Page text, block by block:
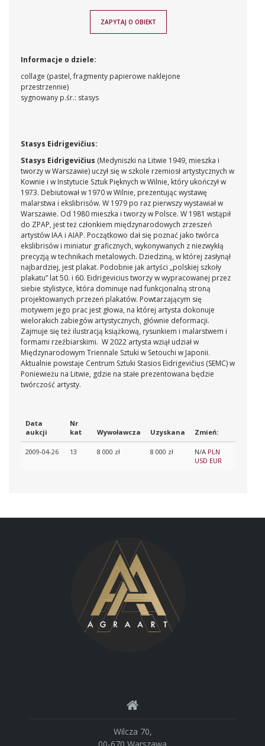
ZAPYTAJ O OBIEKT
Informacje o dziele:
collage (pastel, fragmenty papierowe naklejone
przestrzennie)
sygnowany p.śr.: stasys
Stasys Eidrigevičius:
Stasys Eidrigevičius (Medyniszki na Litwie 1949, mieszka i
tworzy w Warszawie) uczył się w szkole rzemiosł artystycznych w
Kownie i w Instytucie Sztuk Pięknych w Wilnie, który ukończył w
1973. Debiutował w 1970 w Wilnie, prezentując wystawę
malarstwa i ekslibrisów. W 1979 po raz pierwszy wystawiał w
Warszawie. Od 1980 mieszka i tworzy w Polsce. W 1981 wstąpił
do ZPAP, jest też członkiem międzynarodowych zrzeszeń
artystów IAA i AIAP. Początkowo dał się poznać jako twórca
ekslibrisów i miniatur graficznych, wykonywanych z niezwykłą
precyzją w technikach metalowych. Dziedziną, w której zasłynął
najbardziej, jest plakat. Podobnie jak artyści „polskiej szkoły
plakatu” lat 50. i 60. Eidrigevicius tworzy w wypracowanej przez
siebie stylistyce, która dominuje nad funkcjonalną stroną
projektowanych przezeń plakatów. Powtarzającym się
motywem jego prac jest głowa, na której artysta dokonuje
wielorakich zabiegów artystycznych, głównie deformacji.
Zajmuje się też ilustracją książkową, rysunkiem i malarstwem i
formami rzeźbiarskimi. W 2022 artysta wziął udział w
Międzynarodowym Triennale Sztuki w Setouchi w Japonii.
Aktualnie powstaje Centrum Sztuki Stasios Eidrigevičius (SEMC) w
Poniewieżu na Litwie, gdzie na stałe prezentowana będzie
twórczość artysty.
Data
aukcji
Nr
kat
Wywoławcza Uzyskana Zmień:
2009-04-26 13 8 000 zł 8 000 zł N/A PLN
USD EUR
Wilcza 70,